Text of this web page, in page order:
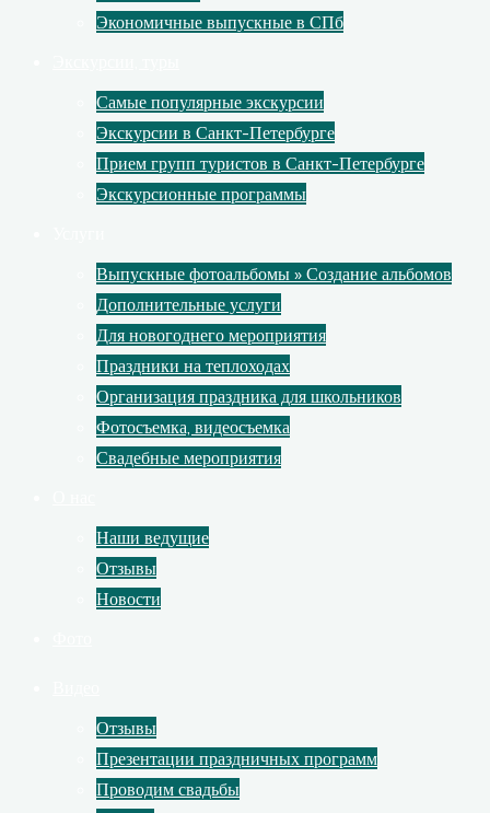
Экономичные выпускные в СПб
Самые популярные экскурсии
Экскурсии в Санкт-Петербурге
Прием групп туристов в Санкт-Петербурге
Экскурсионные программы
Выпускные фотоальбомы » Создание альбомов
Дополнительные услуги
Для новогоднего мероприятия
Праздники на теплоходах
Организация праздника для школьников
Фотосъемка, видеосъемка
Свадебные мероприятия
Наши ведущие
Отзывы
Новости
Отзывы
Презентации праздничных программ
Проводим свадьбы